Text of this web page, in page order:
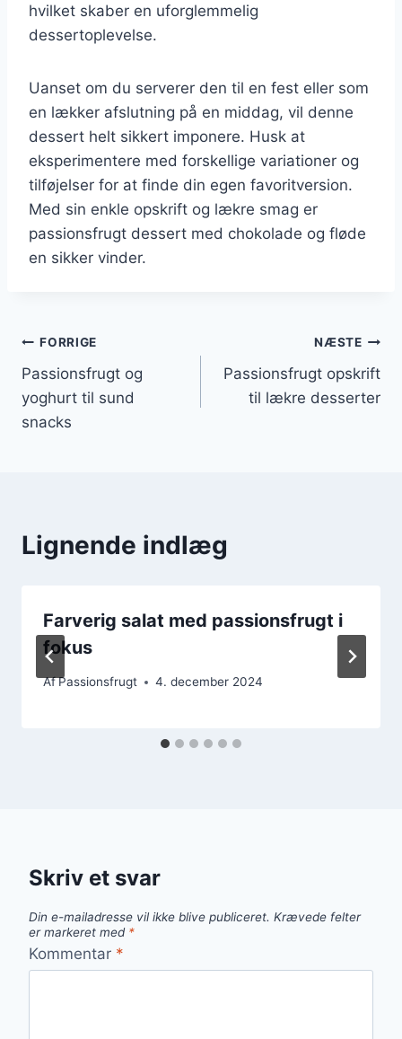
hvilket skaber en uforglemmelig
dessertoplevelse.
Uanset om du serverer den til en fest eller som
en lækker afslutning på en middag, vil denne
dessert helt sikkert imponere. Husk at
eksperimentere med forskellige variationer og
tilføjelser for at finde din egen favoritversion.
Med sin enkle opskrift og lækre smag er
passionsfrugt dessert med chokolade og fløde
en sikker vinder.
Indlægsnavigation
FORRIGE
Passionsfrugt og
yoghurt til sund
snacks
NÆSTE
Passionsfrugt opskrift
til lækre desserter
Lignende indlæg
Farverig salat med passionsfrugt i
fokus
AfPassionsfrugt 4. december 2024
Skriv et svar
Din e-mailadresse vil ikke blive publiceret. Krævede felter
er markeret med *
Kommentar *